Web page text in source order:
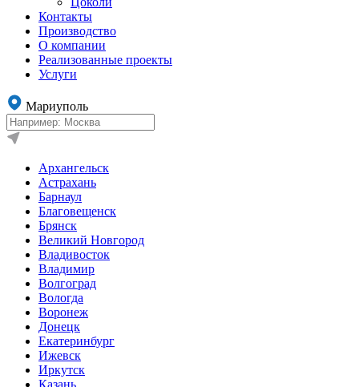
Контакты
Производство
О компании
Реализованные проекты
Услуги
Мариуполь
Архангельск
Астрахань
Барнаул
Благовещенск
Брянск
Великий Новгород
Владивосток
Владимир
Волгоград
Вологда
Воронеж
Донецк
Екатеринбург
Ижевск
Иркутск
Казань